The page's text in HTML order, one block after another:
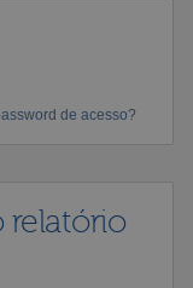
de acesso?
relatório